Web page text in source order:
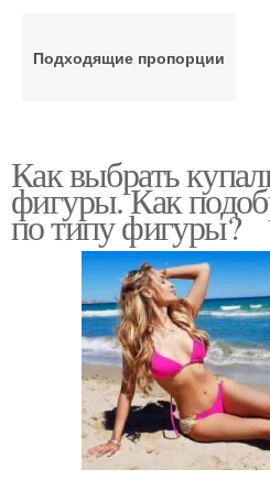
Подходящие пропорции
Как выбрать
фигуры. Как
по типу фигуры?